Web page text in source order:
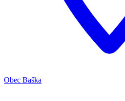
Obec Baška